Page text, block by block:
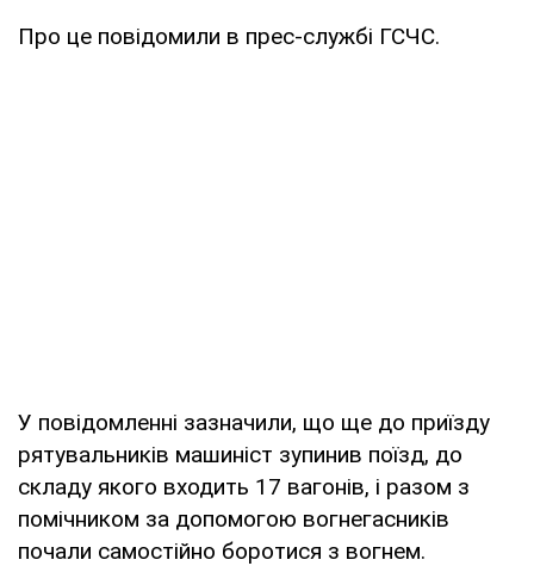
Про це повідомили в прес-службі ГСЧС.
У повідомленні зазначили, що ще до приїзду
рятувальників машиніст зупинив поїзд, до
складу якого входить 17 вагонів, і разом з
помічником за допомогою вогнегасників
почали самостійно боротися з вогнем.